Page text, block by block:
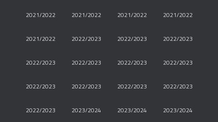
2021/2022 2021/2022 2021/2022 2021/2022
2021/2022 2022/2023 2022/2023 2022/2023
2022/2023 2022/2023 2022/2023 2022/2023
2022/2023 2022/2023 2022/2023 2022/2023
2022/2023 2023/2024 2023/2024 2023/2024